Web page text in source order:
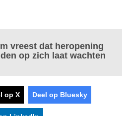
vreest dat heropening
op zich laat wachten
op X Deel op Bluesky